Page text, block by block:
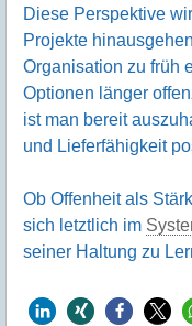
Diese Perspektive
Projekte
Organisation zu früh
Optionen länger
ist man bereit
und Lieferfähigkeit
Ob Offenheit als
sich letztlich im
seiner Haltung zu